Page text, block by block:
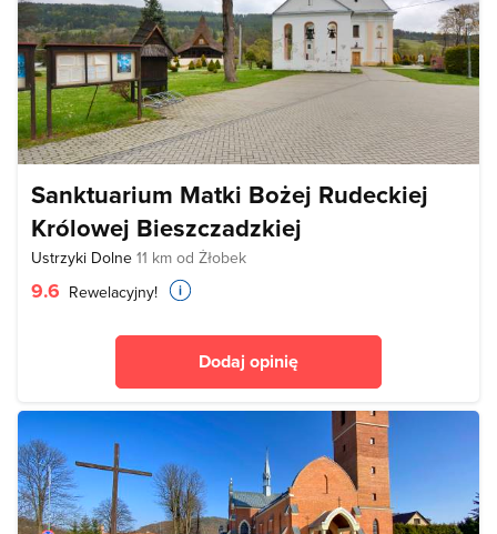
Sanktuarium Matki Bożej Rudeckiej
Królowej Bieszczadzkiej
Ustrzyki Dolne 11 km od Żłobek
9.6 Rewelacyjny!
Dodaj opinię